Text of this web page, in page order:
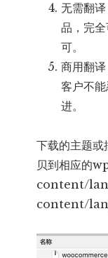
无需翻
品，完
可。
商用翻
客户不
进。
下载的主题
贝到相应的
content/
content/